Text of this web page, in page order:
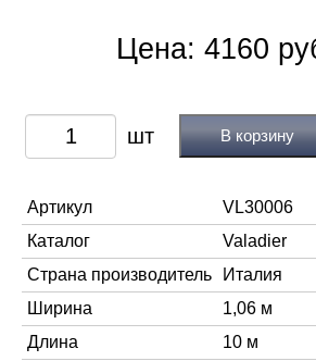
Цена: 4160
В корзину
Артикул
VL30006
Каталог
Valadier
Страна производитель
Италия
Ширина
1,06 м
Длина
10 м